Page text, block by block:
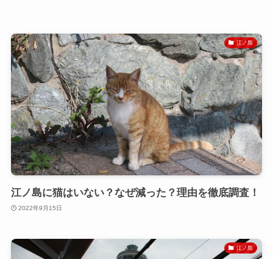
江ノ島
江ノ島に猫はいない？なぜ減った？理由を徹底調査！
2022年9月15日
江ノ島